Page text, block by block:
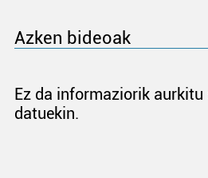
Azken bideoak
Ez da informaziorik
datuekin.